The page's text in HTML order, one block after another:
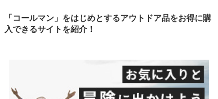
「コールマン」をはじめとするアウトドア品をお得に購
入できるサイトを紹介！